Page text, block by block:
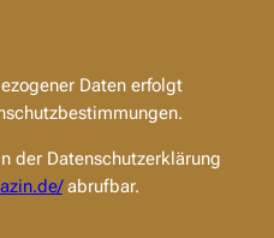
Daten erfolgt
der Datenschutzerklärung
abrufbar.